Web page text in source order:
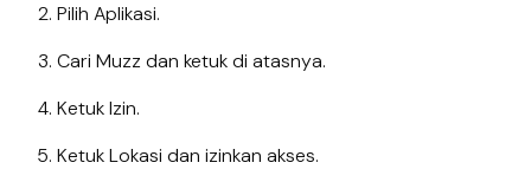
Pilih Aplikasi.
Cari Muzz dan ketuk di atasnya.
Ketuk Izin.
Ketuk Lokasi dan izinkan akses.